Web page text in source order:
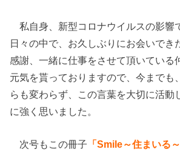
私自身、新型コロナウイルスの影響
日々の中で、お久しぶりにお会いでき
感謝、一緒に仕事をさせて頂いている
元気を貰っておりますので、今までも
らも変わらず、この言葉を大切に活動
に強く思いました。
次号もこの冊子 「Smile～住まいる～